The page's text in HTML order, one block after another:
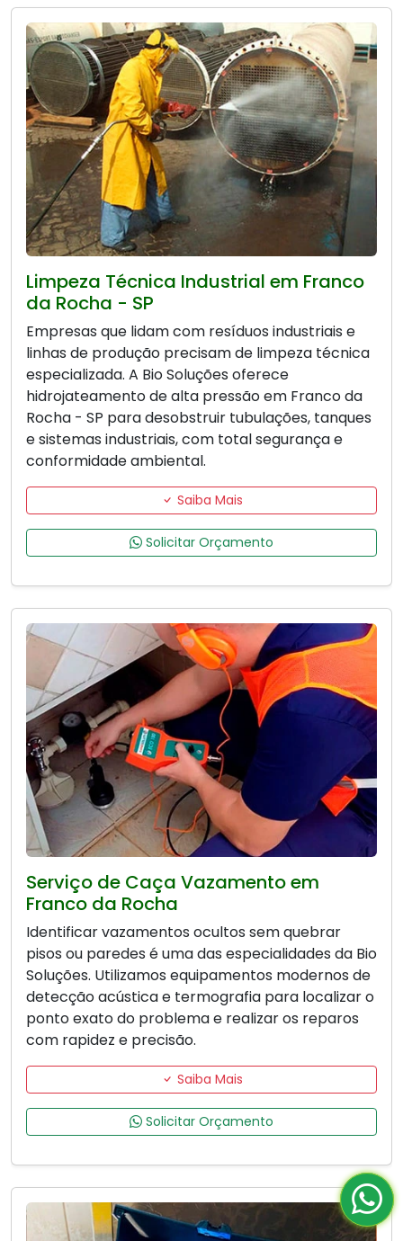
Limpeza Técnica Industrial em Franco
da Rocha - SP
Empresas que lidam com resíduos industriais e
linhas de produção precisam de limpeza técnica
especializada. A Bio Soluções oferece
hidrojateamento de alta pressão em Franco da
Rocha - SP para desobstruir tubulações, tanques
e sistemas industriais, com total segurança e
conformidade ambiental.
Saiba Mais
Solicitar Orçamento
Serviço de Caça Vazamento em
Franco da Rocha
Identificar vazamentos ocultos sem quebrar
pisos ou paredes é uma das especialidades da Bio
Soluções. Utilizamos equipamentos modernos de
detecção acústica e termografia para localizar o
ponto exato do problema e realizar os reparos
com rapidez e precisão.
Saiba Mais
Solicitar Orçamento